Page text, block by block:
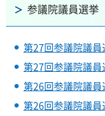
参議院議員選挙
第27回参議院議
第27回参議院議
第26回参議院議
第26回参議院議